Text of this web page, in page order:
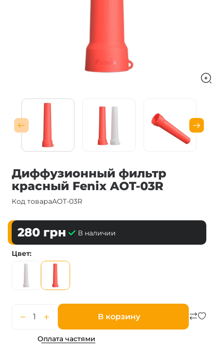
Диффузионный фильтр
красный Fenix ​​AOT-03R
Код товараAOT-03R
280 грн В наличии
Цвет
В корзину
Оплата частями